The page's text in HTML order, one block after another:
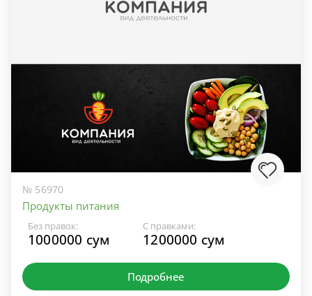
№ 56970
Продукты питания
Без правок:
1000000 сум
С правками:
1200000 сум
Подробнее